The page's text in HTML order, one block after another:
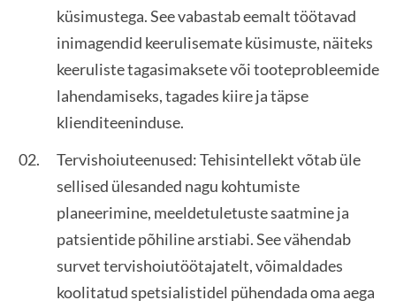
küsimustega. See vabastab eemalt töötavad
inimagendid keerulisemate küsimuste, näiteks
keeruliste tagasimaksete või tooteprobleemide
lahendamiseks, tagades kiire ja täpse
klienditeeninduse.
Tervishoiuteenused: Tehisintellekt võtab üle
sellised ülesanded nagu kohtumiste
planeerimine, meeldetuletuste saatmine ja
patsientide põhiline arstiabi. See vähendab
survet tervishoiutöötajatelt, võimaldades
koolitatud spetsialistidel pühendada oma aega